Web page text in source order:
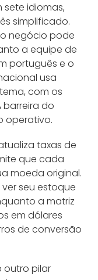
idiomas,
simplificado.
negócio pode
a equipe de
português e o
usa
com os
barreira do
operativo.
taxas de
que cada
moeda original.
seu estoque
a matriz
em dólares
de conversão
outro pilar